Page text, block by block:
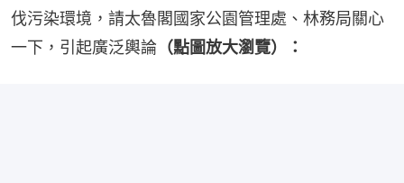
伐污染環境，請太魯閣國家公園管理處、林務局關心
一下，引起廣泛輿論 （點圖放大瀏覽）：